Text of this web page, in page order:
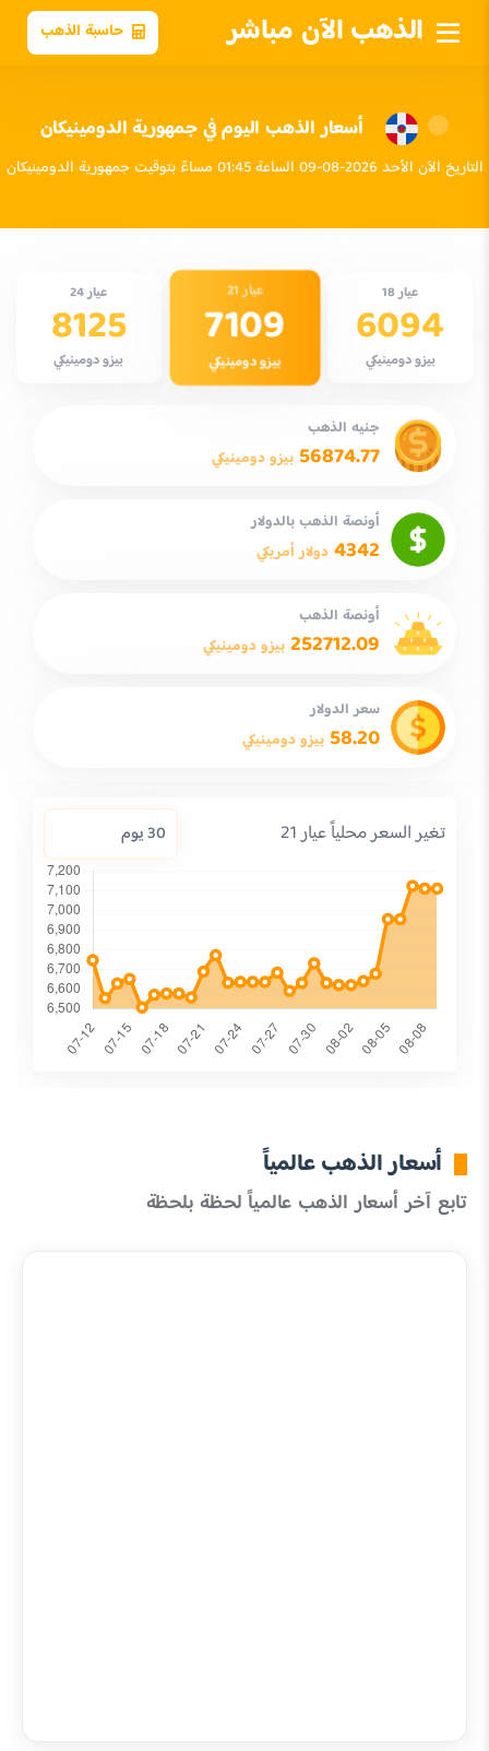
الذهب الآن مباشر حاسبة الذهب
أسعار الذهب اليوم في جمهورية الدومينيكان
التاريخ الآن الأحد 2026-08-09 الساعة 01:45 مساءً بتوقيت جمهورية الدومينيكان
عيار 18
6094
بيزو دومينيكي
عيار 21
7109
بيزو دومينيكي
عيار 24
8125
بيزو دومينيكي
جنيه الذهب
56874.77 بيزو دومينيكي
أونصة الذهب بالدولار
4342 دولار أمريكي
أونصة الذهب
252712.09 بيزو دومينيكي
سعر الدولار
58.20 بيزو دومينيكي
تغير السعر محلياً عيار 21
أسعار الذهب عالمياً
تابع آخر أسعار الذهب عالمياً لحظة بلحظة